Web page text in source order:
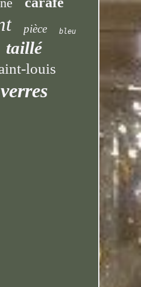
pièce bleu
taillé
louis
verres